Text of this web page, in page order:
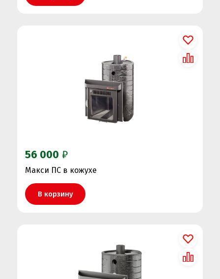
56 000 ₽
Макси ПС в кожухе
В корзину